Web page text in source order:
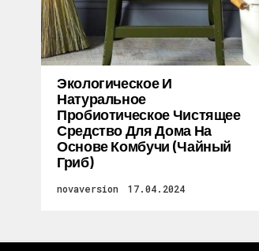
Экологическое И
Натуральное
Пробиотическое Чистящее
Средство Для Дома На
Основе Комбучи (чайный
Гриб)
novaversion 17.04.2024